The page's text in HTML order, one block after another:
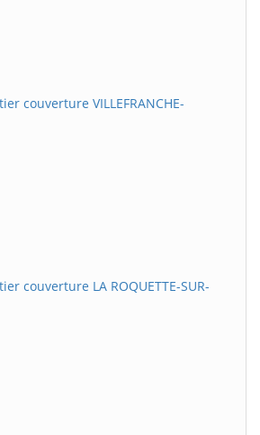
couverture VILLEFRANCHE-
couverture LA ROQUETTE-SUR-